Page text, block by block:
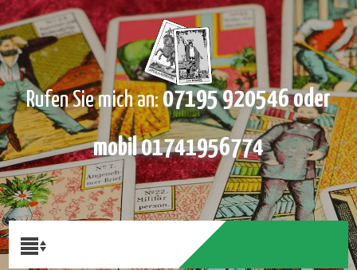
Rufen Sie mich an:07195 920546 oder
mobil 01741956774